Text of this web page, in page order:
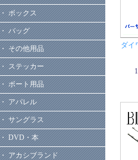
・ ボックス
・ バッグ
・ その他用品
・ ステッカー
・ ボート用品
・ アパレル
・ サングラス
・ DVD・本
・ アカシブランド
ダイ